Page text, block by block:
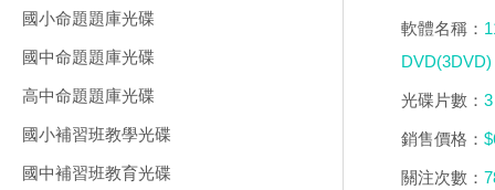
國小命題題庫光碟
國中命題題庫光碟
高中命題題庫光碟
國小補習班教學光碟
國中補習班教育光碟
軟體名稱：
DVD(3DVD)
光碟片數： 3
銷售價格：
關注次數：